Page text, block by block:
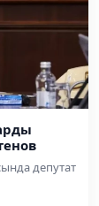
депутат